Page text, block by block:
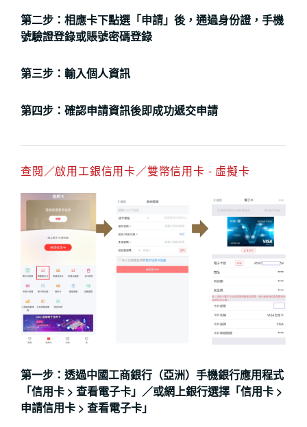
第二步：相應卡下點選「申請」後，通過身份證，手機
號驗證登錄或賬號密碼登錄
第三步：輸入個人資訊
第四步：確認申請資訊後即成功遞交申請
查閱／啟用工銀信用卡／雙幣信用卡 - 虛擬卡
第一步：透過中國工商銀行（亞洲）手機銀行應用程式
「信用卡 > 查看電子卡」／或網上銀行選擇「信用卡 >
申請信用卡 > 查看電子卡」